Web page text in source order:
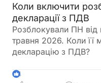
Коли включити
декларації з ПДВ
Розблокували ПН від
травня 2026. Коли її
декларацію з ПДВ?
4